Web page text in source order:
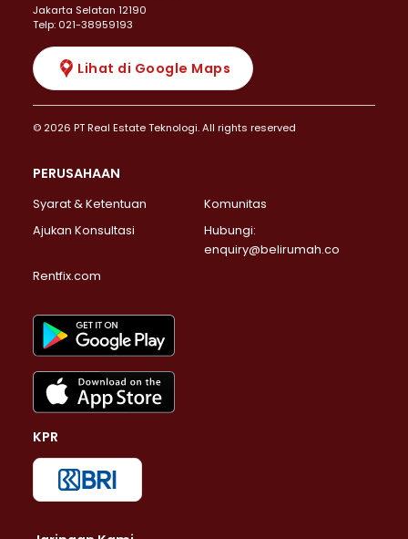
Jakarta Selatan 12190
Telp: 021-38959193
Lihat di Google Maps
© 2026 PT Real Estate Teknologi. All rights reserved
PERUSAHAAN
Syarat & Ketentuan
Komunitas
Ajukan Konsultasi
Hubungi:
enquiry@belirumah.co
Rentfix.com
KPR